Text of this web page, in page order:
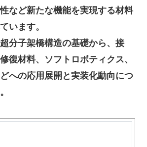
など新たな機能を実現する材料
います。
分子架橋構造の基礎から、接
復材料、ソフトロボティクス、
への応用展開と実装化動向につ